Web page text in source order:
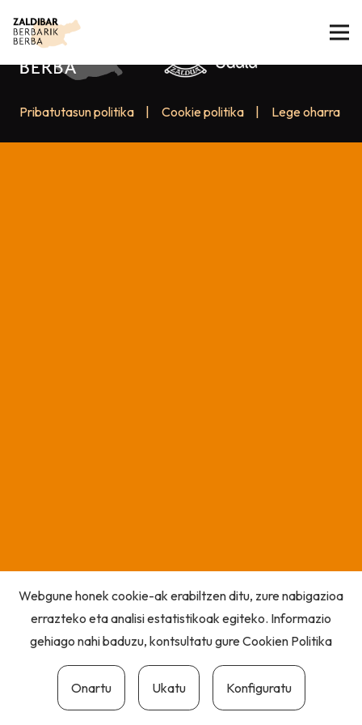
Pribatutasun politika Cookie politika Lege oharra
Webgune honek cookie-ak erabiltzen ditu, zure nabigazioa
errazteko eta analisi estatistikoak egiteko. Informazio
gehiago nahi baduzu, kontsultatu gureCookien Politika
Onartu Ukatu Konfiguratu